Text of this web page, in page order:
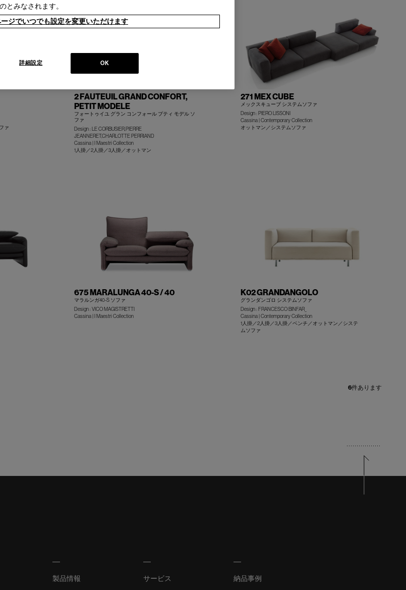
ァ
2 FAUTEUIL GRAND CONFORT,
PETIT MODELE
フォートゥイユ グラン コンフォール プティ モデル ソ
ファ
Design : LE CORBUSIER,PIERRE
JEANNERET,CHARLOTTE PERRIAND
Cassina | I Maestri Collection
1人掛／2人掛／3人掛／オットマン
271 MEX CUBE
メックスキューブ システムソファ
Design : PIERO LISSONI
Cassina | Contemporary Collection
オットマン／システムソファ
675 MARALUNGA 40-S / 40
マラルンガ40-S ソファ
Design : VICO MAGISTRETTI
Cassina | I Maestri Collection
K02 GRANDANGOLO
グランダンゴロ システムソファ
Design : FRANCESCO BINFAR_
Cassina | Contemporary Collection
1人掛／2人掛／3人掛／ベンチ／オットマン／システ
ムソファ
6件あります
製品情報 サービス 納品事例
とみなされます。
ジでいつでも設定を変更いただけます
OK
詳細設定